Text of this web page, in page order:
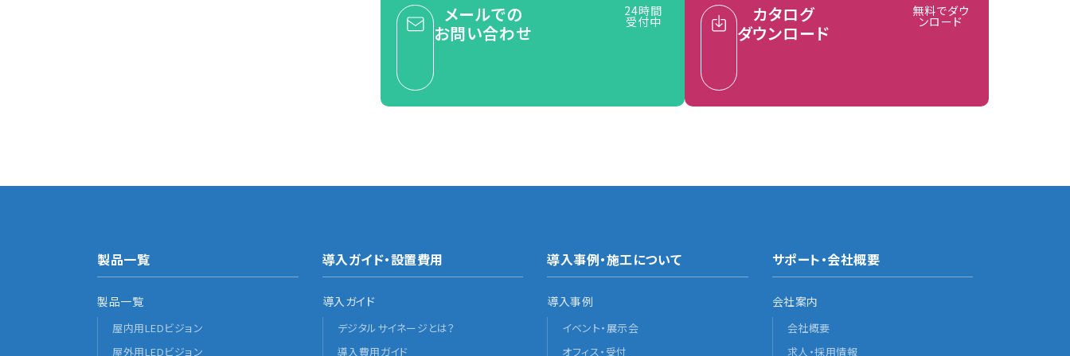
メールでの
お問い合わせ
24時間
受付中
カタログ
ダウンロード
無料でダウ
ンロード
製品一覧
製品一覧
屋内用LEDビジョン
屋外用LEDビジョン
導入ガイド・設置費用
導入ガイド
デジタルサイネージとは？
導入費用ガイド
導入事例・施工について
導入事例
イベント・展示会
オフィス・受付
サポート・会社概要
会社案内
会社概要
求人・採用情報